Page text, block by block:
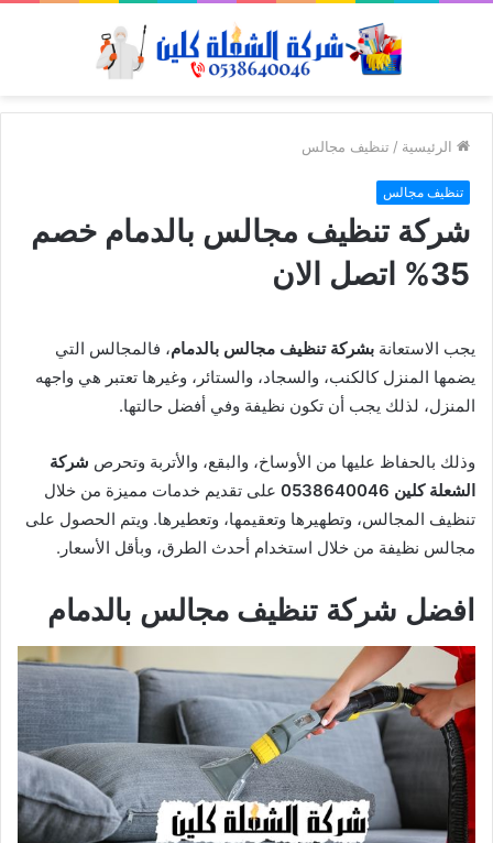
الرئيسية / تنظيف مجالس
تنظيف مجالس
شركة تنظيف مجالس بالدمام خصم
35% اتصل الان
يجب الاستعانة بشركة تنظيف مجالس بالدمام، فالمجالس التي
يضمها المنزل كالكنب، والسجاد، والستائر، وغيرها تعتبر هي واجهه
المنزل، لذلك يجب أن تكون نظيفة وفي أفضل حالتها.
وذلك بالحفاظ عليها من الأوساخ، والبقع، والأتربة وتحرص شركة
الشعلة كلين 0538640046
على تقديم خدمات مميزة من خلال
تنظيف المجالس، وتطهيرها وتعقيمها، وتعطيرها. ويتم الحصول على
مجالس نظيفة من خلال استخدام أحدث الطرق، وبأقل الأسعار.
افضل شركة تنظيف مجالس بالدمام